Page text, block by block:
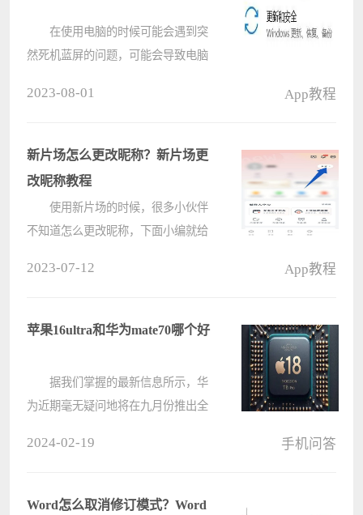
在使用电脑的时候可能会遇到突
然死机蓝屏的问题，可能会导致电脑
吧。 联想yoga27一体机如何自
动????
2023-08-01 App教程
新片场怎么更改昵称？新片场更
改昵称教程
使用新片场的时候，很多小伙伴
不知道怎么更改昵称，下面小编就给
1、首先在我的界面，点击主????
2023-07-12 App教程
苹果16ultra和华为mate70哪个好
据我们掌握的最新信息所示，华
为近期毫无疑问地将在九月份推出全
讨论和期待的亮点所在。 苹果
2024-02-19 手机问答
Word怎么取消修订模式？Word